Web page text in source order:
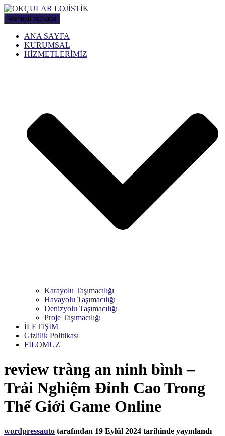
Menüyü aç/kapa
ANA SAYFA
KURUMSAL
HİZMETLERİMİZ
Karayolu Taşımacılığı
Havayolu Taşımacılığı
Denizyolu Taşımacılığı
Proje Taşımacılığı
İLETİŞİM
Gizlilik Politikası
FİLOMUZ
review tràng an ninh bình –
Trải Nghiệm Đỉnh Cao Trong
Thế Giới Game Online
wordpressauto tarafından 19 Eylül 2024 tarihinde yayınlandı